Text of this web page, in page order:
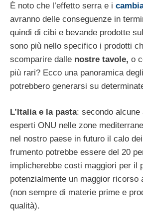
È noto che l’effetto serra e i
avranno delle conseguenze in
quindi di cibi e bevande prodotte
sono più nello specifico i prodotti
scomparire dalle nostre tavole, o
più rari? Ecco una panoramica
potrebbero generarsi su
L’Italia e la pasta: secondo alcune
esperti ONU nelle zone
nel nostro paese in futuro il calo
frumento potrebbe essere del 20
implicherebbe costi maggiori per il
potenzialmente un maggior ricorso
(non sempre di materie prime e
qualità).